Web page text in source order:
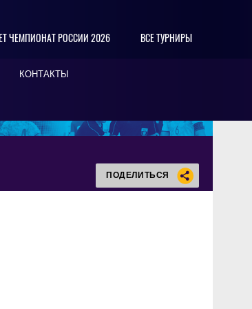
ЧЕМПИОНАТ РОССИИ 2026 ВСЕ ТУРНИРЫ
КОНТАКТЫ
ПОДЕЛИТЬСЯ